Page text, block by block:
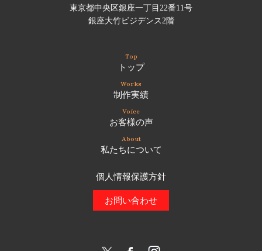
東京都中央区銀座一丁目22番11号
銀座大竹ビジデンス2階
Top
トップ
Works
制作実績
Voice
お客様の声
About
私たちについて
個人情報保護方針
お問い合わせ